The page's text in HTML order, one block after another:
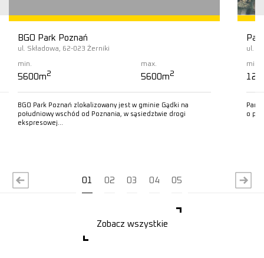
BGO Park Poznań
ul. Składowa, 62-023 Żerniki
min.
5600m2
max.
5600m2
BGO Park Poznań zlokalizowany jest w gminie Gądki na
południowy wschód od Poznania, w sąsiedztwie drogi
ekspresowej…
ul.
min.
o
01 02 03 04 05
Zobacz wszystkie